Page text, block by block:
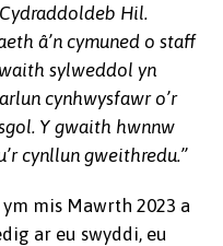
Hil.
â’n cymuned o staff
sylweddol yn
cynhwysfawr o’r
Y gwaith hwnnw
cynllun gweithredu.”
mis Mawrth 2023 a
ar eu swyddi, eu